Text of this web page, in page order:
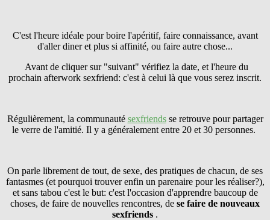
C'est l'heure idéale pour boire l'apéritif, faire connaissance, avant
d'aller diner et plus si affinité, ou faire autre chose...
Avant de cliquer sur "suivant" vérifiez la date, et l'heure du
prochain afterwork sexfriend: c'est à celui là que vous serez inscrit.
Régulièrement, la communauté sexfriendsse retrouve pour partager
le verre de l'amitié. Il y a généralement entre 20 et 30 personnes.
On parle librement de tout, de sexe, des pratiques de chacun, de ses
fantasmes (et pourquoi trouver enfin un parenaire pour les réaliser?),
et sans tabou c'est le but: c'est l'occasion d'apprendre baucoup de
choses, de faire de nouvelles rencontres, de se faire de nouveaux
sexfriends .